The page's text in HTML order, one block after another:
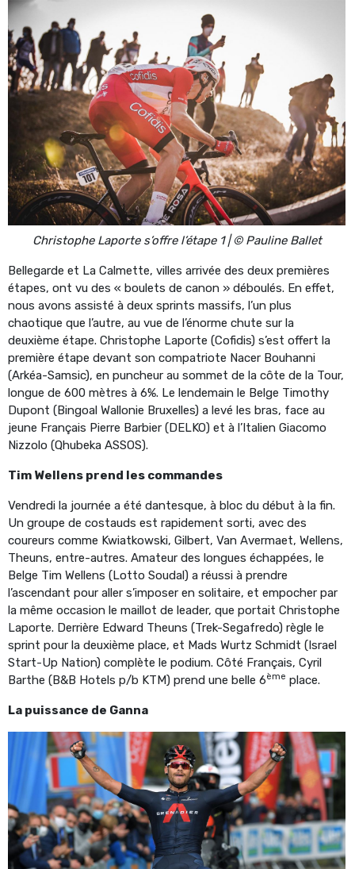
Christophe Laporte s’offre l’étape 1 | © Pauline Ballet
Bellegarde et La Calmette, villes arrivée des deux premières
étapes, ont vu des « boulets de canon » déboulés. En effet,
nous avons assisté à deux sprints massifs, l’un plus
chaotique que l’autre, au vue de l’énorme chute sur la
deuxième étape. Christophe Laporte (Cofidis) s’est offert la
première étape devant son compatriote Nacer Bouhanni
(Arkéa-Samsic), en puncheur au sommet de la côte de la Tour,
longue de 600 mètres à 6%. Le lendemain le Belge Timothy
Dupont (Bingoal Wallonie Bruxelles) a levé les bras, face au
jeune Français Pierre Barbier (DELKO) et à l’Italien Giacomo
Nizzolo (Qhubeka ASSOS).
Tim Wellens prend les commandes
Vendredi la journée a été dantesque, à bloc du début à la fin.
Un groupe de costauds est rapidement sorti, avec des
coureurs comme Kwiatkowski, Gilbert, Van Avermaet, Wellens,
Theuns, entre-autres. Amateur des longues échappées, le
Belge Tim Wellens (Lotto Soudal) a réussi à prendre
l’ascendant pour aller s’imposer en solitaire, et empocher par
la même occasion le maillot de leader, que portait Christophe
Laporte. Derrière Edward Theuns (Trek-Segafredo) règle le
sprint pour la deuxième place, et Mads Wurtz Schmidt (Israel
Start-Up Nation) complète le podium. Côté Français, Cyril
Barthe (B&B Hotels p/b KTM) prend une belle 6ème place.
La puissance de Ganna